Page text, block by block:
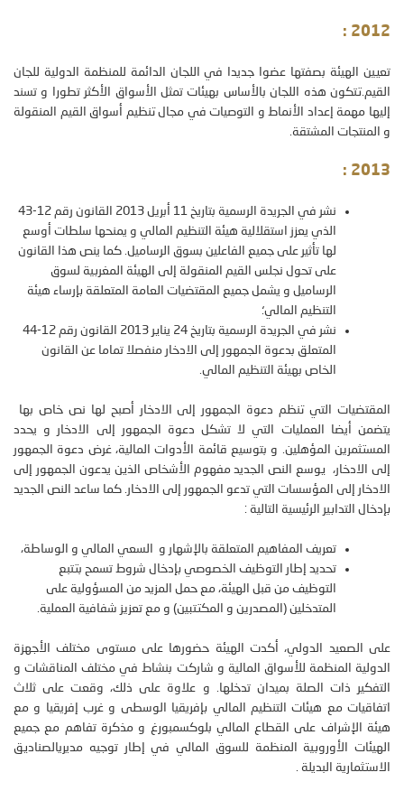
2012
:
تعيين الهيئة بصفتها عضوا جديدا في اللجان الدائمة للمنظمة الدولية للجان
القيم.تتكون هذه اللجان بالأساس بهيئات تمثل الأسواق الأكثر تطورا و تسند
إليها مهمة إعداد الأنماط و التوصيات في مجال تنظيم أسواق القيم المنقولة
و المنتجات المشتقة.
2013
:
نشر في الجريدة الرسمية بتاريخ 11 أبريل 2013 القانون رقم 12-43
الذي يعزز استقلالية هيئة التنظيم المالي و يمنحها سلطات أوسع
لها تأثير على جميع الفاعلين بسوق الرساميل. كما ينص هذا القانون
على تحول نجلس القيم المنقولة إلى الهيئة المغربية لسوق
الرساميل و يشمل جميع المقتضيات العامة المتعلقة بإرساء هيئة
التنظيم المالي؛
نشر في الجريدة الرسمية بتاريخ 24 يناير 2013 القانون رقم 12-44
المتعلق بدعوة الجمهور إلى الادخار منفصلا تماما عن القانون
الخاص بهيئة التنظيم المالي.
المقتضيات التي تنظم دعوة الجمهور إلى الادخار أصبح لها نص خاص بها
يتضمن أيضا العمليات التي لا تشكل دعوة الجمهور إلى الادخار و يحدد
المستثمرين المؤهلين. و بتوسيع قائمة الأدوات المالية، غرض دعوة الجمهور
إلى الادخار، يوسع النص الجديد مفهوم الأشخاص الذين يدعون الجمهور إلى
الادخار إلى المؤسسات التي تدعو الجمهور إلى الادخار. كما ساعد النص الجديد
بإدخال التدابير الرئيسية التالية :
تعريف المفاهيم المتعلقة بالإشهار و السعي المالي و الوساطة،
تحديد إطار التوظيف الخصوصي بإدخال شروط تسمح بتتبع
التوظيف من قبل الهيئة، مع حمل المزيد من المسؤولية على
المتدخلين (المصدرين و المكتتبين) و مع تعزيز شفافية العملية.
على الصعيد الدولي، أكدت الهيئة حضورها على مستوى مختلف الأجهزة
الدولية المنظمة للأسواق المالية و شاركت بنشاط في مختلف المناقشات و
التفكير ذات الصلة بميدان تدخلها. و علاوة على ذلك، وقعت على ثلاث
اتفاقيات مع هيئات التنظيم المالي بإفريقيا الوسطى و غرب إفريقيا و مع
هيئة الإشراف على القطاع المالي بلوكسمبورغ و مذكرة تفاهم مع جميع
الهيئات الأوروبية المنظمة للسوق المالي في إطار توجيه مديريالصناديق
الاستثمارية البديلة .